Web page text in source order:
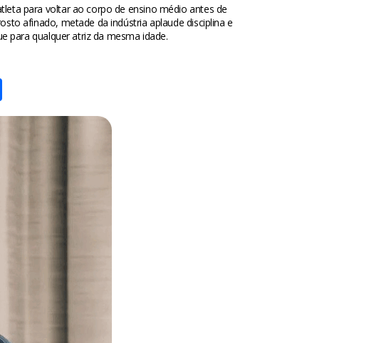
para voltar ao corpo de ensino médio antes de
afinado, metade da indústria aplaude disciplina e
para qualquer atriz da mesma idade.